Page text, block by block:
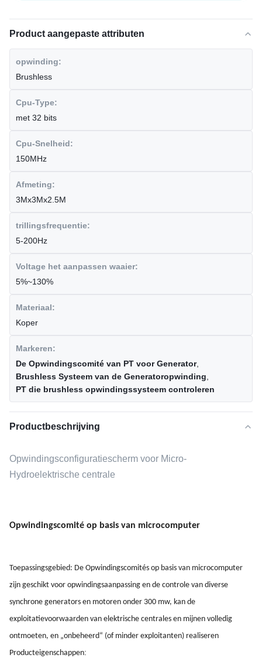
Product aangepaste attributen
opwinding:
Brushless
Cpu-Type:
met 32 bits
Cpu-Snelheid:
150MHz
Afmeting:
3Mx3Mx2.5M
trillingsfrequentie:
5-200Hz
Voltage het aanpassen waaier:
5%~130%
Materiaal:
Koper
Markeren:
De Opwindingscomité van PT voor Generator,
Brushless Systeem van de Generatoropwinding
PT die brushless opwindingssysteem controleren
Productbeschrijving
Opwindingsconfiguratiescherm voor Micro-
Hydroelektrische centrale
Opwindingscomité op basis van microcomputer
Toepassingsgebied: De Opwindingscomités op basis van microcomputer
zijn geschikt voor opwindingsaanpassing en de controle van diverse
synchrone generators en motoren onder 300 mw, kan de
exploitatievoorwaarden van elektrische centrales en mijnen volledig
ontmoeten, en „onbeheerd“ (of minder exploitanten) realiseren
Producteigenschappen: